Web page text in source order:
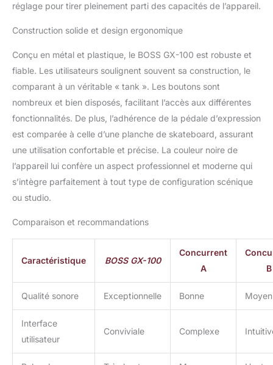
réglage pour tirer pleinement parti des capacités de l’appareil.
Construction solide et design ergonomique
Conçu en métal et plastique, le BOSS GX-100 est robuste et
fiable. Les utilisateurs soulignent souvent sa construction, le
comparant à un véritable « tank ». Les boutons sont
nombreux et bien disposés, facilitant l’accès aux différentes
fonctionnalités. De plus, l’adhérence de la pédale d’expression
est comparée à celle d’une planche de skateboard, assurant
une utilisation confortable et précise. La couleur noire de
l’appareil lui confère un aspect professionnel et moderne qui
s’intègre parfaitement à tout type de configuration scénique
ou studio.
Comparaison et recommandations
Caractéristique BOSS GX-100
Concurrent
A
B
Qualité sonore Exceptionnelle Bonne
Interface
utilisateur
Conviviale Complexe